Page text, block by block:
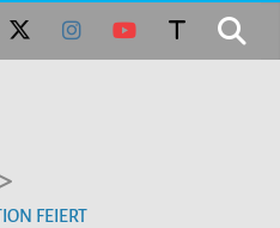
FEIERT